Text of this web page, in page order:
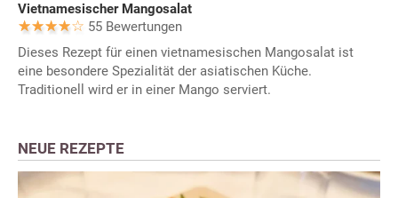
Vietnamesischer Mangosalat
55 Bewertungen
Dieses Rezept für einen vietnamesischen Mangosalat ist
eine besondere Spezialität der asiatischen Küche.
Traditionell wird er in einer Mango serviert.
NEUE REZEPTE